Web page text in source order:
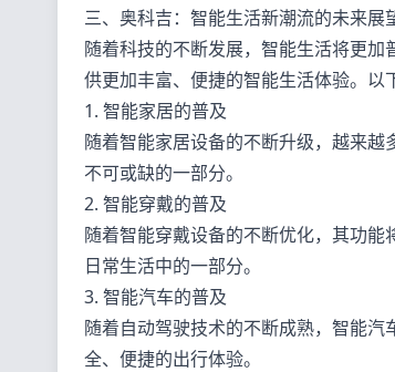
三、奥科吉：智能生活新潮流的未来展
随着科技的不断发展，智能生活将更
供更加丰富、便捷的智能生活体验。以
1. 智能家居的普及
随着智能家居设备的不断升级，越来
不可或缺的一部分。
2. 智能穿戴的普及
随着智能穿戴设备的不断优化，其功
日常生活中的一部分。
3. 智能汽车的普及
随着自动驾驶技术的不断成熟，智能
全、便捷的出行体验。